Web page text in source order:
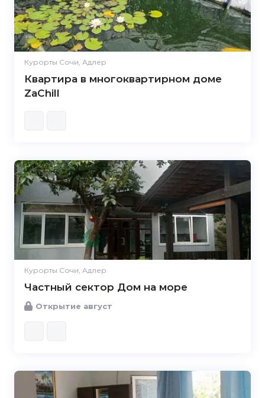
Курорты Сочи, Адлер
Квартира в многоквартирном доме
ZaChill
Курорты Сочи, Адлер
Частный сектор Дом на море
Открытие август